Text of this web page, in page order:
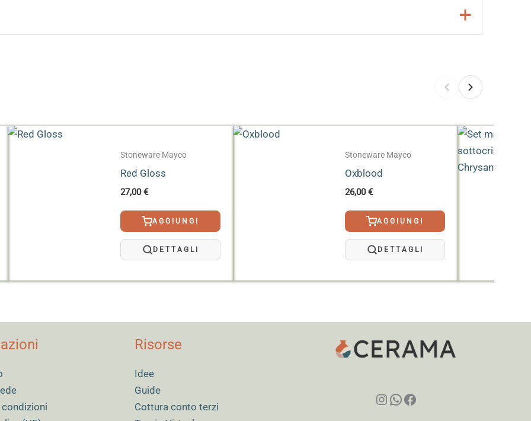
Stoneware Mayco
Red Gloss
27,00€
AGGIUNGI
DETTAGLI
Stoneware Mayco
Oxblood
26,00€
AGGIUNGI
DETTAGLI
Risorse
Idee
Guide
Cottura conto terzi
Instagram
WhatsApp
Facebook